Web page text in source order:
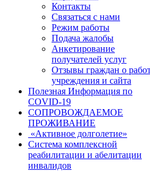
Контакты
Связаться с нами
Режим работы
Подача жалобы
Анкетирование
получателей услуг
Отзывы граждан о
учреждения и сайта
Полезная Информация по
COVID-19
СОПРОВОЖДАЕМОЕ
ПРОЖИВАНИЕ
«Активное долголетие»
Система комплексной
реабилитации и абелитации
инвалидов